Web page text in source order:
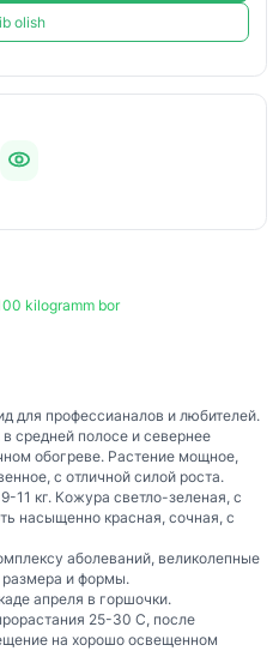
olish
kilogramm bor
для профессианалов и любителей.
средней полосе и севернее
обогреве. Растение мощное,
с отличной силой роста.
11 кг. Кожура светло-зеленая, с
насыщенно красная, сочная, с
аболеваний, великолепные
размера и формы.
апреля в горшочки.
25-30 С, после
на хорошо освещенном